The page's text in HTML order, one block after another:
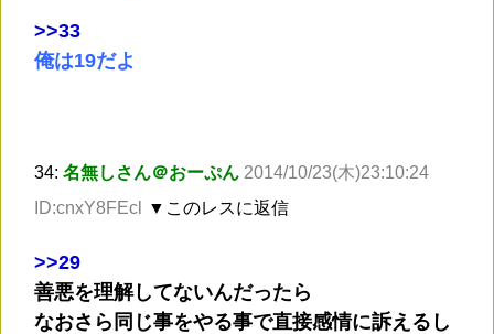
>>33
俺は19だよ
34: 名無しさん＠おーぷん 2014/10/23(木)23:10:24
ID:cnxY8FEcl
▼このレスに返信
>>29
善悪を理解してないんだったら
なおさら同じ事をやる事で直接感情に訴えるし